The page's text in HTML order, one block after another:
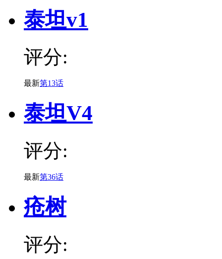
泰坦v1
评分:
最新第13话
泰坦V4
评分:
最新第36话
疮树
评分: